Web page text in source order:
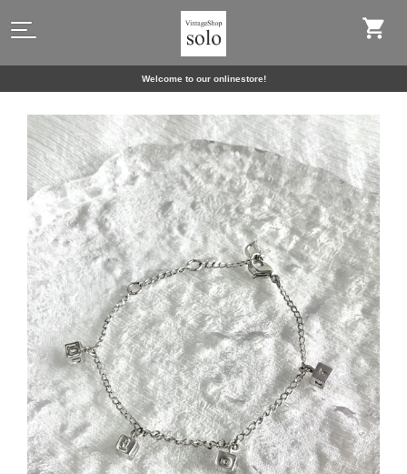
Welcome to our onlinestore!